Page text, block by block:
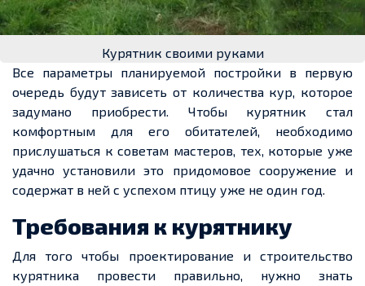
Курятник своими руками
Все параметры планируемой постройки в первую
очередь будут зависеть от количества кур, которое
задумано приобрести. Чтобы курятник стал
комфортным для его обитателей, необходимо
прислушаться к советам мастеров, тех, которые уже
удачно установили это придомовое сооружение и
содержат в ней с успехом птицу уже не один год.
Требования к курятнику
Для того чтобы проектирование и строительство
курятника провести правильно, нужно знать